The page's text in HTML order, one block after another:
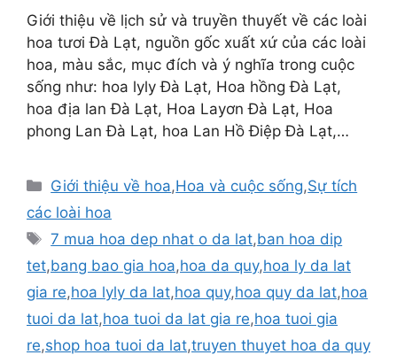
Giới thiệu về lịch sử và truyền thuyết về các loài
hoa tươi Đà Lạt, nguồn gốc xuất xứ của các loài
hoa, màu sắc, mục đích và ý nghĩa trong cuộc
sống như: hoa lyly Đà Lạt, Hoa hồng Đà Lạt,
hoa địa lan Đà Lạt, Hoa Layơn Đà Lạt, Hoa
phong Lan Đà Lạt, hoa Lan Hồ Điệp Đà Lạt,…
Danh
mục
Giới thiệu về hoa,Hoa và cuộc sống,Sự tích
các loài hoa
Thẻ
7 mua hoa dep nhat o da lat,ban hoa dip
tet,bang bao gia hoa,hoa da quy,hoa ly da lat
gia re,hoa lyly da lat,hoa quy,hoa quy da lat,hoa
tuoi da lat,hoa tuoi da lat gia re,hoa tuoi gia
re,shop hoa tuoi da lat,truyen thuyet hoa da quy